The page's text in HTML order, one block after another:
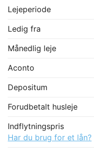
Lejeperiode
Ledig fra
Månedlig leje
Aconto
Depositum
Forudbetalt husleje
Indflytningspris
Har du brug for et lån?